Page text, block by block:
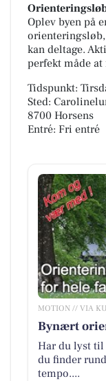
Oplev byen på
orienteringsløb,
kan deltage.
perfekt måde
Tidspunkt:
Sted:
8700 Horsens
Entré: Fri entré
MOTION // VIA
Bynært
Har du lyst til
du finder
tempo....